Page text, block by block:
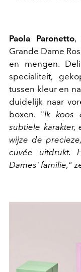
Paola Paronetto,
Grande Dame
en mengen.
specialiteit,
tussen kleur en
duidelijk naar
boxen. "Ik koos
subtiele
wijze de
cuvée uitdrukt.
Dames' familie,"